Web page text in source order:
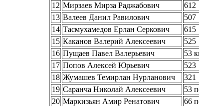
12 Мирзаев Мирза Раджабович 612
13 Валеев Данил Равилович 507
14 Тасмухамедов Ерлан Серкович 615
15 Каканов Валерий Алексеевич 525
16 Пущаев Павел Валерьевич 53
17 Попов Алексей Юрьевич 523
18 Жумашев Темирлан Нурланович 321
19 Саранча Николай Алексеевич 53
20 Маркизьян Амир Ренатович 66